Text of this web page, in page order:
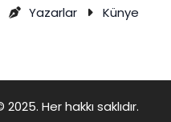
Yazarlar
Künye
Her hakkı saklıdır.